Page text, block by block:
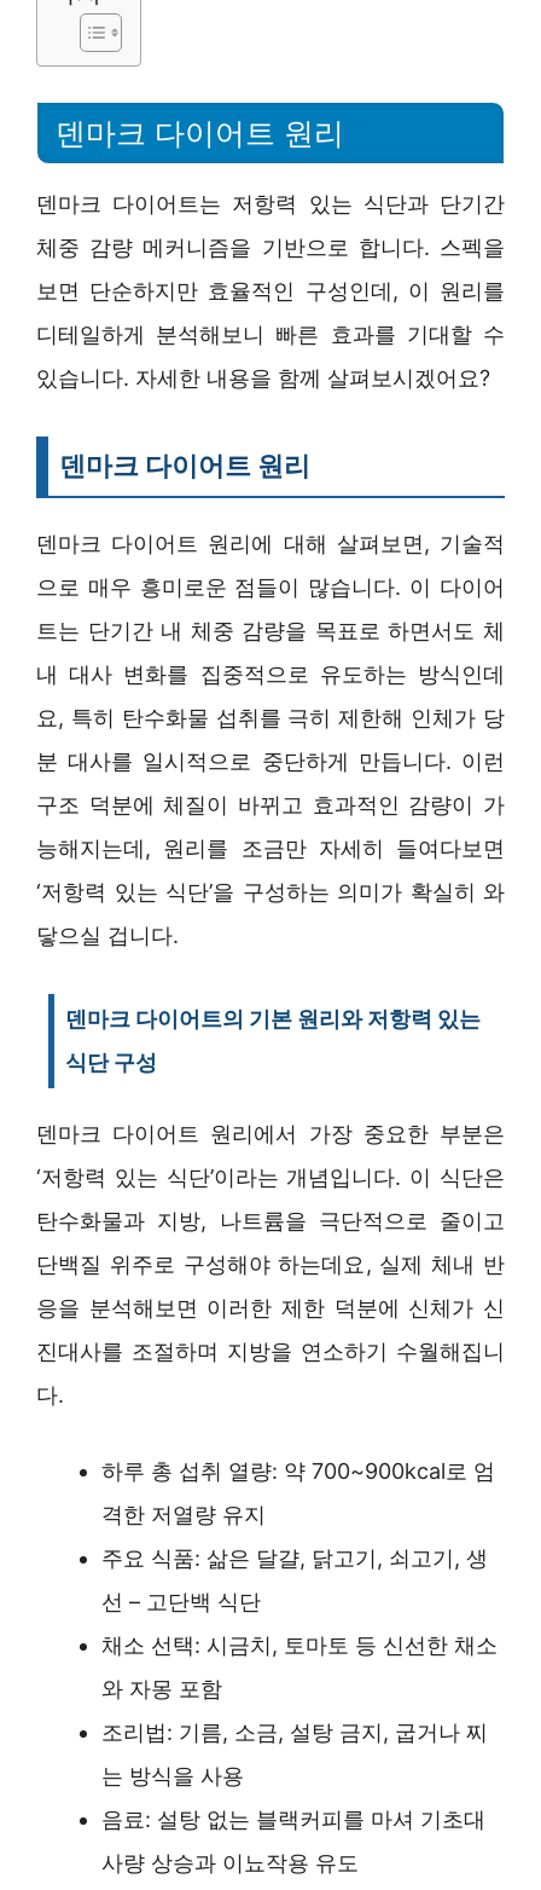
덴마크 다이어트 원리
덴마크 다이어트는 저항력 있는 식단과 단기간
체중 감량 메커니즘을 기반으로 합니다. 스펙을
보면 단순하지만 효율적인 구성인데, 이 원리를
디테일하게 분석해보니 빠른 효과를 기대할 수
있습니다. 자세한 내용을 함께 살펴보시겠어요?
덴마크 다이어트 원리
덴마크 다이어트 원리에 대해 살펴보면, 기술적
으로 매우 흥미로운 점들이 많습니다. 이 다이어
트는 단기간 내 체중 감량을 목표로 하면서도 체
내 대사 변화를 집중적으로 유도하는 방식인데
요, 특히 탄수화물 섭취를 극히 제한해 인체가 당
분 대사를 일시적으로 중단하게 만듭니다. 이런
구조 덕분에 체질이 바뀌고 효과적인 감량이 가
능해지는데, 원리를 조금만 자세히 들여다보면
‘저항력 있는 식단’을 구성하는 의미가 확실히 와
닿으실 겁니다.
덴마크 다이어트의 기본 원리와 저항력 있는
식단 구성
덴마크 다이어트 원리에서 가장 중요한 부분은
‘저항력 있는 식단’이라는 개념입니다. 이 식단은
탄수화물과 지방, 나트륨을 극단적으로 줄이고
단백질 위주로 구성해야 하는데요, 실제 체내 반
응을 분석해보면 이러한 제한 덕분에 신체가 신
진대사를 조절하며 지방을 연소하기 수월해집니
다.
하루 총 섭취 열량: 약 700~900kcal로 엄
격한 저열량 유지
주요 식품: 삶은 달걀, 닭고기, 쇠고기, 생
선 – 고단백 식단
채소 선택: 시금치, 토마토 등 신선한 채소
와 자몽 포함
조리법: 기름, 소금, 설탕 금지, 굽거나 찌
는 방식을 사용
음료: 설탕 없는 블랙커피를 마셔 기초대
사량 상승과 이뇨작용 유도